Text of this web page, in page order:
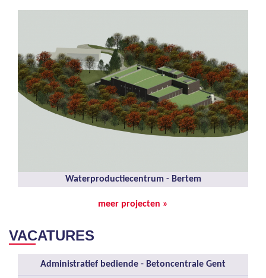
Waterproductiecentrum - Bertem
meer projecten »
VACATURES
Administratief bediende - Betoncentrale Gent